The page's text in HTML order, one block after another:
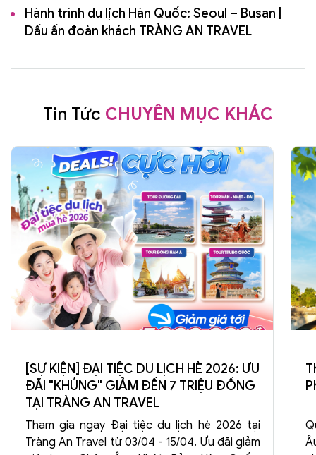
Hành trình du lịch Hàn Quốc: Seoul – Busan |
Dấu ấn đoàn khách TRÀNG AN TRAVEL
Tin Tức CHUYÊN MỤC KHÁC
[SỰ KIỆN] ĐẠI TIỆC DU LỊCH HÈ 2026: ƯU
ĐÃI "KHỦNG" GIẢM ĐẾN 7 TRIỆU ĐỒNG
TẠI TRÀNG AN TRAVEL
Tham gia ngay Đại tiệc du lịch hè 2026 tại
Tràng An Travel từ 03/04 - 15/04. Ưu đãi giảm